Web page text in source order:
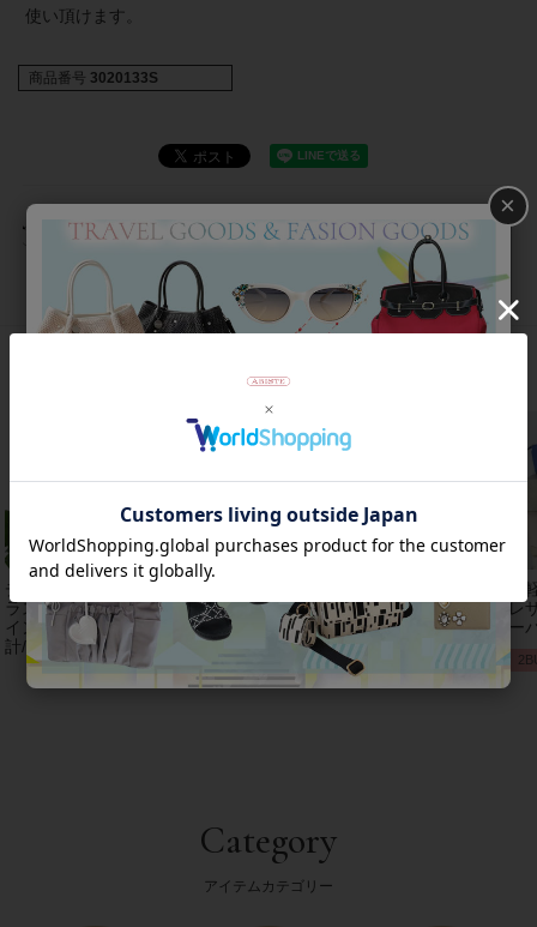
使い頂けます。
商品番号 3020133S
返品について
チェコクリスタルガ
ラス立体リボンデザ
インベルト時
計/9240001
チ】イタリア製大ぶ
りイヤリン
グ/3021010-
ール×キュービック
ジルコニアフラワー
ネックレス/1021016
【
レ
ー
Category
アイテムカテゴリー
×